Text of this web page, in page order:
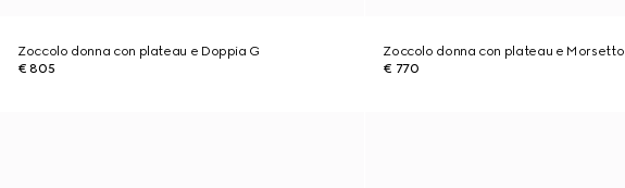
Zoccolo donna con plateau e Doppia G
€ 805
Zoccolo donna con plateau e Morsetto
€ 770